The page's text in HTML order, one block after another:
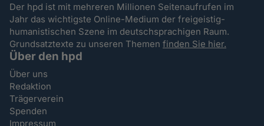
Der hpd ist mit mehreren Millionen Seitenaufrufen im
Jahr das wichtigste Online-Medium der freigeistig-
humanistischen Szene im deutschsprachigen Raum.
Grundsatztexte zu unseren Themenfinden Sie hier.
Über den hpd
Über uns
Redaktion
Trägerverein
Spenden
Impressum